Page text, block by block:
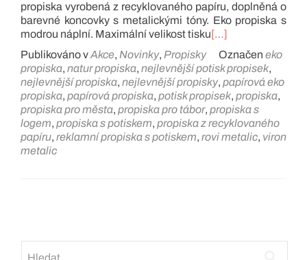
propiska vyrobená z recyklovaného papíru, doplněná o
barevné koncovky s metalickými tóny. Eko propiska s
modrou náplní. Maximální velikost tisku […]
Publikováno vAkce, Novinky, Propisky Označen eko
propiska, natur propiska, nejlevnější potisk propisek,
nejlevnější propiska, nejlevnější propisky, papírová eko
propiska, papírová propiska, potisk propisek, propiska,
propiska pro města, propiska pro tábor, propiska s
logem, propiska s potiskem, propiska z recyklovaného
papíru, reklamní propiska s potiskem, rovi metalic, viron
metalic